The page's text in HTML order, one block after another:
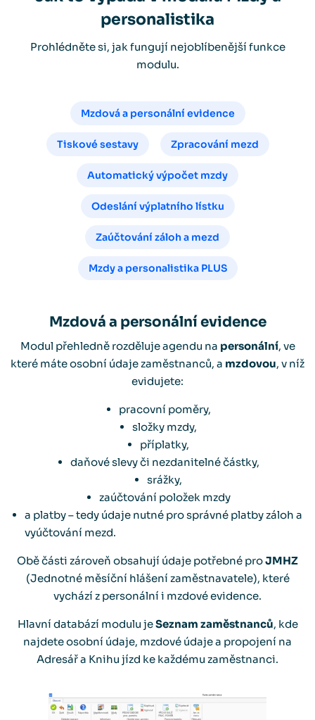
personalistika
Prohlédněte si, jak fungují nejoblíbenější funkce
modulu.
Mzdová a personální evidence
Tiskové sestavy Zpracování mezd
Automatický výpočet mzdy
Odeslání výplatního lístku
Zaúčtování záloh a mezd
Mzdy a personalistika PLUS
Mzdová a personální evidence
Modul přehledně rozděluje agendu na personální, ve
které máte osobní údaje zaměstnanců, a mzdovou, v níž
evidujete:
pracovní poměry,
složky mzdy,
příplatky,
daňové slevy či nezdanitelné částky,
srážky,
zaúčtování položek mzdy
a platby – tedy údaje nutné pro správné platby záloh a
vyúčtování mezd.
Obě části zároveň obsahují údaje potřebné proJMHZ
(Jednotné měsíční hlášení zaměstnavatele), které
vychází z personální i mzdové evidence.
Hlavní databází modulu jeSeznam zaměstnanců, kde
najdete osobní údaje, mzdové údaje a propojení na
Adresář a Knihu jízd ke každému zaměstnanci.